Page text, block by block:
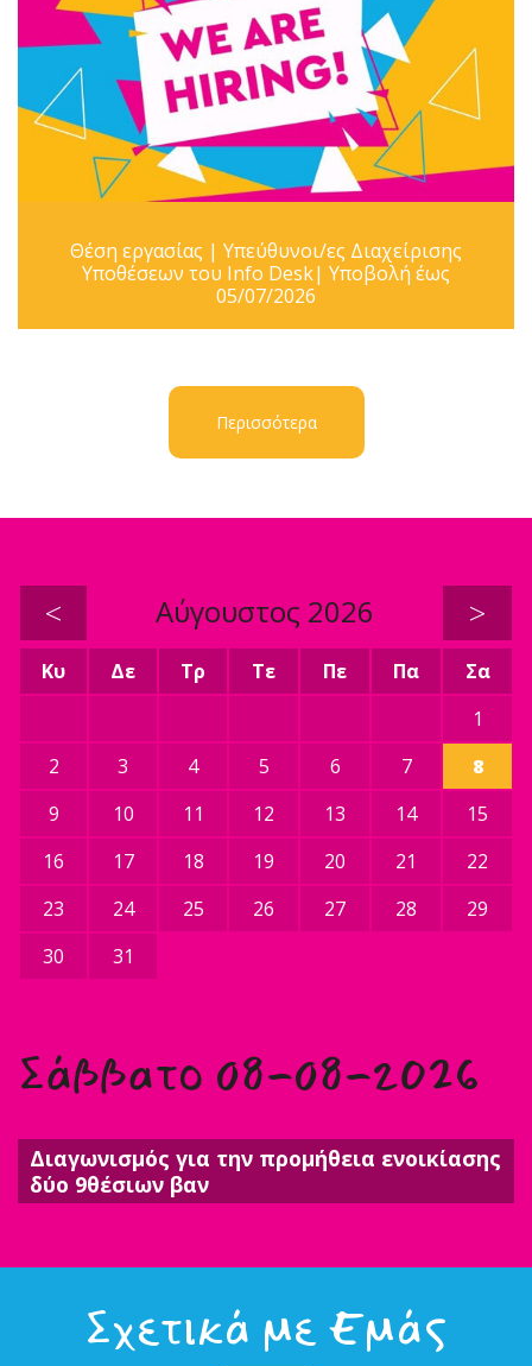
Θέση εργασίας | Υπεύθυνοι/ες Διαχείρισης
Υποθέσεων του Info Desk| Υποβολή έως
05/07/2026
Περισσότερα
< Αύγουστος 2026 >
Κυ Δε Τρ Τε Πε Πα
Σα
1
2
3 4 5 6 7
8
9
10 11 12 13 14
15
16
17 18 19 20 21
22
23
24 25 26 27 28
29
30
31
Σάββατο 08-08-2026
Διαγωνισμός για την προμήθεια ενοικίασης
δύο 9θέσιων βαν
Σχετικά με Εμάς